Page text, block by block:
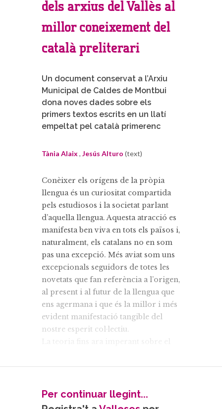
dels arxius del Vallès al
millor coneixement del
català preliterari
Un document conservat a l’Arxiu
Municipal de Caldes de Montbui
dona noves dades sobre els
primers textos escrits en un llatí
empeltat pel català primerenc
Tània Alaix , Jesús Alturo (text)
Conèixer els orígens de la pròpia
llengua és un curiositat compartida
pels estudiosos i la societat parlant
d’aquella llengua. Aquesta atracció es
manifesta ben viva en tots els països i,
naturalment, els catalans no en som
pas una excepció. Més aviat som uns
excepcionals seguidors de totes les
novetats que fan referència a l’origen,
al present i al futur de la llengua que
ens agermana i que és la millor i més
evident manifestació tangible del
nostre esperit col·lectiu.
la que el situa entre el final del segle
però, en un estudi recent, ens ha
semblat trobar indicis provatoris que
Per continuar llegint...